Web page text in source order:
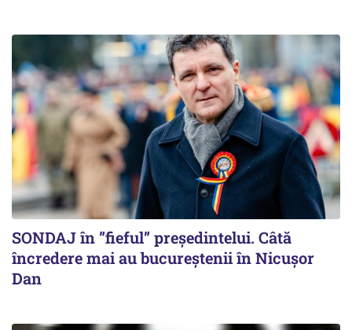
SONDAJ în ”fieful” președintelui. Câtă
încredere mai au bucureștenii în Nicușor
Dan